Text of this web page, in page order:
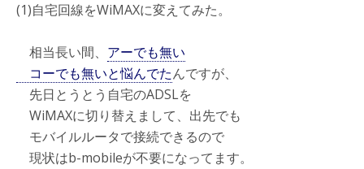
(1)自宅回線をWiMAXに変えてみた。
相当長い間、 アーでも無い
コーでも無いと悩んでたんですが、
先日とうとう自宅のADSLを
WiMAXに切り替えまして、出先でも
モバイルルータで接続できるので
現状はb-mobileが不要になってます。